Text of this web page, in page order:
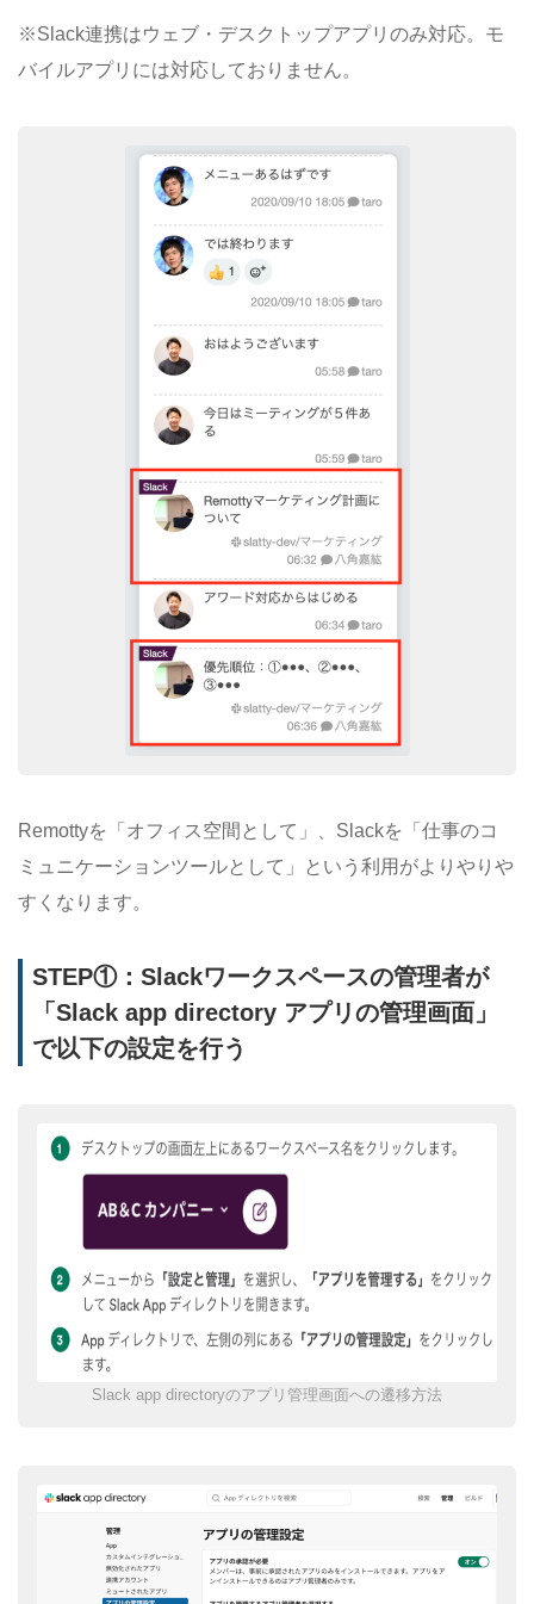
※Slack連携はウェブ・デスクトップアプリのみ対応。モ
バイルアプリには対応しておりません。
Remottyを「オフィス空間として」、Slackを「仕事のコ
ミュニケーションツールとして」という利用がよりやりや
すくなります。
STEP①：Slackワークスペースの管理者が
「Slack app directory アプリの管理画面」
で以下の設定を行う
Slack app directoryのアプリ管理画面への遷移方法